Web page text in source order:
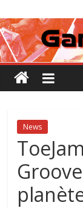
au
contenu
Tests
et
Actu
des
vidéo
News